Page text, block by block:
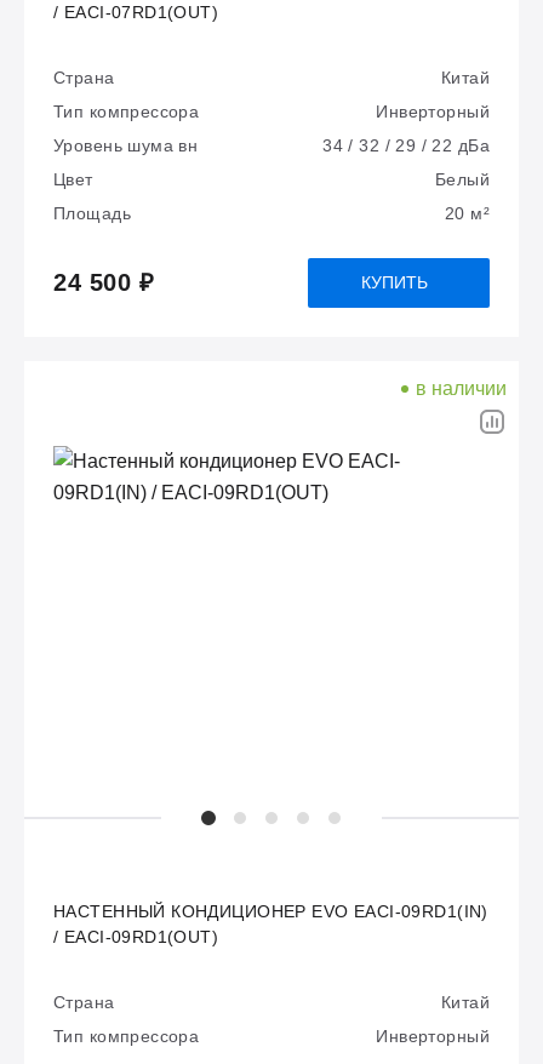
/ EACI-07RD1(OUT)
Страна
Китай
Тип компрессора
Инверторный
Уровень шума вн
34 / 32 / 29 / 22 дБа
Цвет
Белый
Площадь
20 м²
24 500 ₽ КУПИТЬ
в наличии
НАСТЕННЫЙ КОНДИЦИОНЕР EVO EACI-09RD1(IN)
/ EACI-09RD1(OUT)
Страна
Китай
Тип компрессора
Инверторный